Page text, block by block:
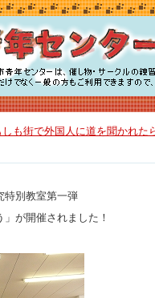
しも街で外国人に道を聞かれた
特別教室第一弾
」が開催されました！